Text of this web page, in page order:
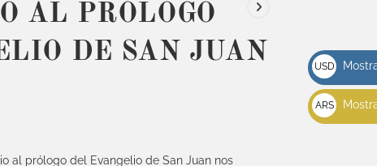
AL PRÓLOGO
DE SAN JUAN
al prólogo del Evangelio de San Juan nos
USD
u$s
ARS
$